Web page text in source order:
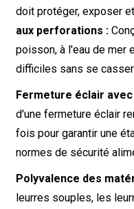
doit protéger, exposer
aux perforations :
poisson, à l'eau de mer
difficiles sans se casser
Fermeture éclair
d'une fermeture éclair
fois pour garantir une
normes de sécurité
Polyvalence des
leurres souples, les